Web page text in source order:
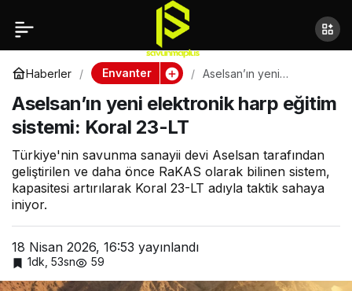
Haberler Envanter
Aselsan’ın yeni
sistemi: Koral 23-LT
Aselsan’ın yeni elektronik harp eğitim
sistemi: Koral 23-LT
Türkiye'nin savunma sanayii devi Aselsan tarafından
geliştirilen ve daha önce RaKAS olarak bilinen sistem,
kapasitesi artırılarak Koral 23-LT adıyla taktik sahaya
iniyor.
18 Nisan 2026, 16:53 yayınlandı
1dk, 53sn 59
Aselsan’ın yeni
elektronik harp eğitim
sistemi: Koral 23-LT